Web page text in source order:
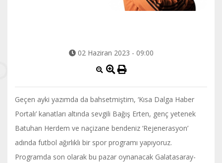
02 Haziran 2023 - 09:00
Geçen ayki yazımda da bahsetmiştim, ‘Kısa Dalga Haber
Portalı’ kanatları altında sevgili Bağış Erten, genç yetenek
Batuhan Herdem ve naçizane bendeniz ‘Rejenerasyon’
adında futbol ağırlıklı bir spor programı yapıyoruz.
Programda son olarak bu pazar oynanacak Galatasaray-